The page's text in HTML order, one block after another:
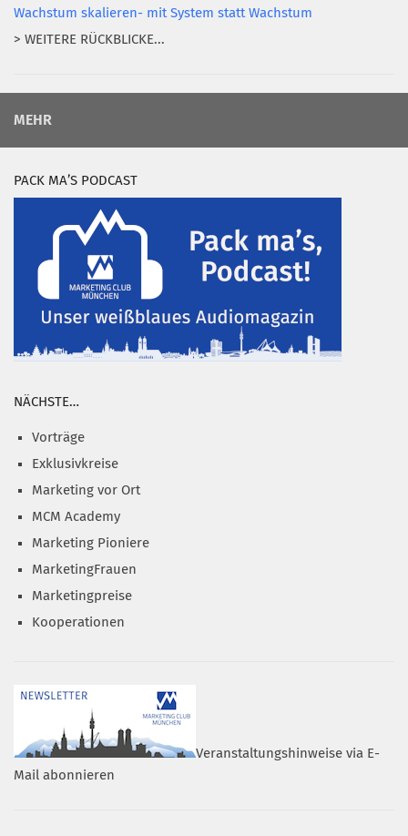
Wachstum skalieren- mit System statt Wachstum
> WEITERE RÜCKBLICKE...
MEHR
PACK MA’S PODCAST
NÄCHSTE…
Vorträge
Exklusivkreise
Marketing vor Ort
MCM Academy
Marketing Pioniere
MarketingFrauen
Marketingpreise
Kooperationen
Veranstaltungshinweise via E-
Mail abonnieren